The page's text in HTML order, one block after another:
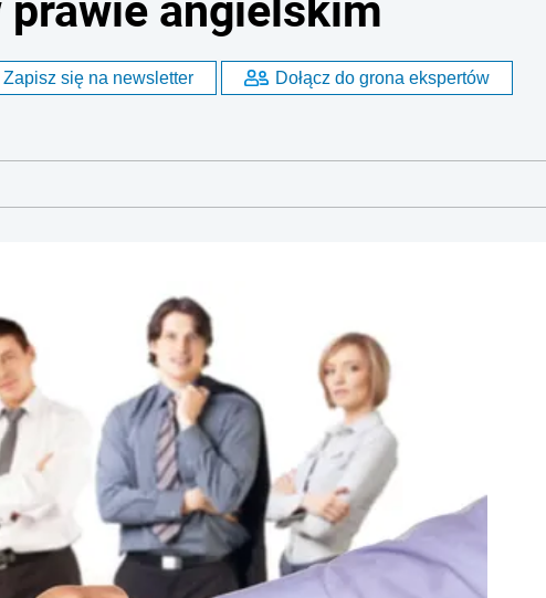
Zapisz się na newsletter Dołącz do grona ekspertów